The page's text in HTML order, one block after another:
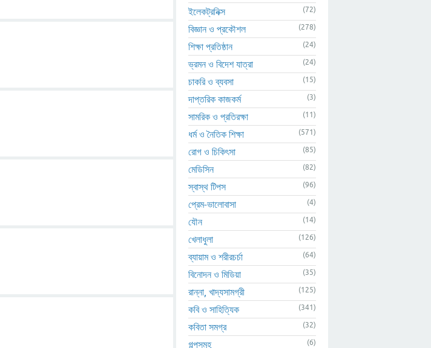
ইলেকট্রনিক্স (72)
বিজ্ঞান ও প্রকৌশল (278)
শিক্ষা প্রতিষ্ঠান (24)
ভ্রমন ও বিদেশ যাত্রা (24)
চাকরি ও ব্যবসা (15)
দাপ্তরিক কাজকর্ম (3)
সামরিক ও প্রতিরক্ষা (11)
ধর্ম ও নৈতিক শিক্ষা (571)
রোগ ও চিকিৎসা (85)
মেডিসিন (82)
স্বাস্থ টিপস (96)
প্রেম-ভালোবাসা (4)
যৌন (14)
খেলাধুলা (126)
ব্যায়াম ও শরীরচর্চা (64)
বিনোদন ও মিডিয়া (35)
রান্না, খাদ্যসামগ্রী (125)
কবি ও সাহিত্যিক (341)
কবিতা সমগ্র (32)
গল্পসমূহ (6)